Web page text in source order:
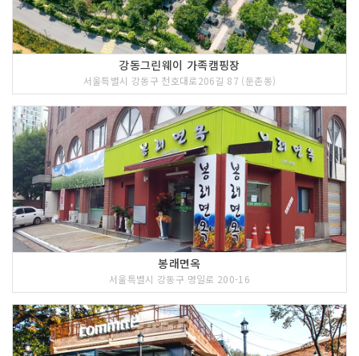
강동그린웨이 가족캠핑장
서울특별시 강동구 천호대로206길 87 (둔촌동)
봉래면옥
서울특별시 강동구 명일로 200-16